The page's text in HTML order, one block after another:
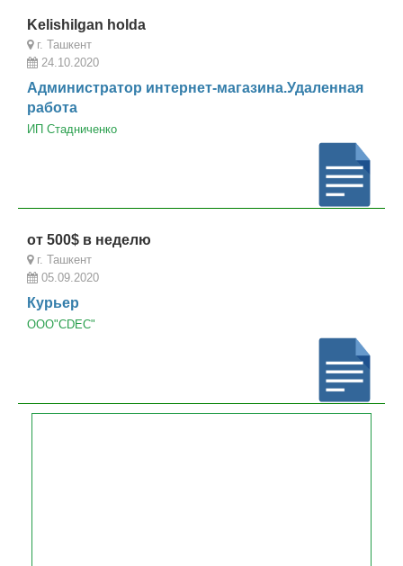
Kelishilgan holda
г. Ташкент
24.10.2020
Администратор интернет-магазина.Удаленная
работа
ИП Стадниченко
от 500$ в неделю
г. Ташкент
05.09.2020
Курьер
ООО"CDEC"